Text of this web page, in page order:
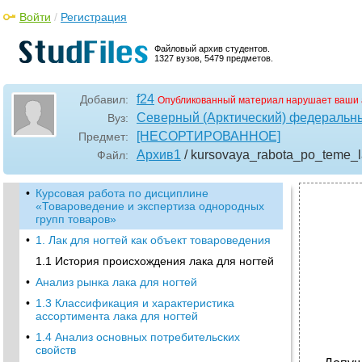
Файловый архив студентов.
1327 вузов, 5479 предметов.
Войти / Регистрация
Добавил: f24 Опубликованный материал нарушает ваши
Вуз: Северный (Арктический)
Предмет: [НЕСОРТИРОВАННОЕ]
Файл: Архив1 /
• Курсовая работа по дисциплине
«Товароведение и экспертиза однородных
групп товаров»
• 1. Лак для ногтей как объект товароведения
1.1 История происхождения лака для ногтей
• Анализ рынка лака для ногтей
• 1.3 Классификация и характеристика
ассортимента лака для ногтей
• 1.4 Анализ основных потребительских
свойств